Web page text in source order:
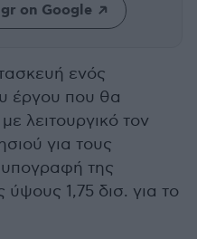
on Google
ενός
έργου που θα
λειτουργικό τον
για τους
υπογραφή της
1,75 δισ. για το